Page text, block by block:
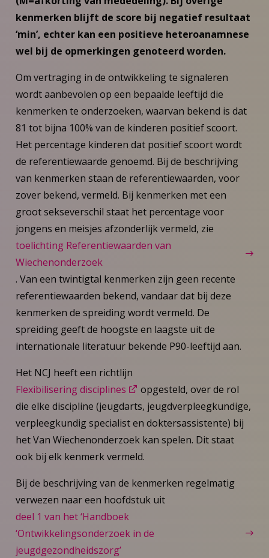
kenmerken blijft de score bij negatief resultaat
‘min’, echter kan een positieve heteroanamnese
wel bij de opmerkingen genoteerd worden.
Om vertraging in de ontwikkeling te signaleren
wordt aanbevolen op een bepaalde leeftijd die
kenmerken te onderzoeken, waarvan bekend is dat
81 tot bijna 100% van de kinderen positief scoort.
Het percentage kinderen dat positief scoort wordt
de referentiewaarde genoemd. Bij de beschrijving
van kenmerken staan de referentiewaarden, voor
zover bekend, vermeld. Bij kenmerken met een
groot sekseverschil staat het percentage voor
jongens en meisjes afzonderlijk vermeld, zie
toelichting Referentiewaarden van
Wiechenonderzoek
. Van een twintigtal kenmerken zijn geen recente
referentiewaarden bekend, vandaar dat bij deze
kenmerken de spreiding wordt vermeld. De
spreiding geeft de hoogste en laagste uit de
internationale literatuur bekende P90-leeftijd aan.
Het NCJ heeft een richtlijn
Flexibilisering disciplines
opgesteld, over de rol
die elke discipline (jeugdarts, jeugdverpleegkundige,
verpleegkundig specialist en doktersassistente) bij
het Van Wiechenonderzoek kan spelen. Dit staat
ook bij elk kenmerk vermeld.
Bij de beschrijving van de kenmerken regelmatig
verwezen naar een hoofdstuk uit
deel 1 van het ‘Handboek
‘Ontwikkelingsonderzoek in de
jeugdgezondheidszorg’